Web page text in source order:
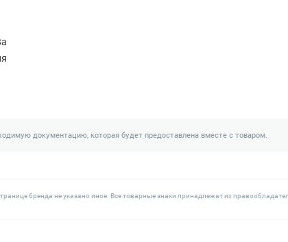
документацию, которая будет предоставлена вместе с товаром.
бренда не указано иное. Все товарные знаки принадлежат их